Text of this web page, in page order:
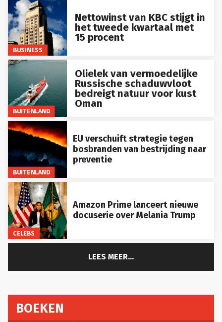
BUSINESS
Nettowinst van KBC stijgt in
het tweede kwartaal met
15 procent
BUITENLAND
Olielek van vermoedelijke
Russische schaduwvloot
bedreigt natuur voor kust
Oman
BUITENLAND
EU verschuift strategie tegen
bosbranden van bestrijding naar
preventie
CELEBS
Amazon Prime lanceert nieuwe
docuserie over Melania Trump
LEES MEER...
BOEKEN